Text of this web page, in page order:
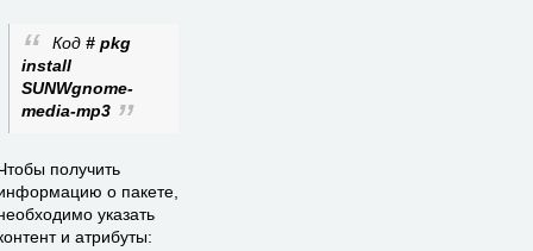
Код# pkg
install
SUNWgnome-
media-mp3
получить
о пакете,
указать
и атрибуты: